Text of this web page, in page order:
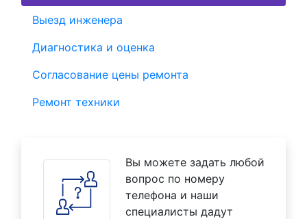
Выезд инженера
Диагностика и оценка
Согласование цены ремонта
Ремонт техники
Вы можете задать любой
вопрос по номеру
телефона и наши
специалисты дадут